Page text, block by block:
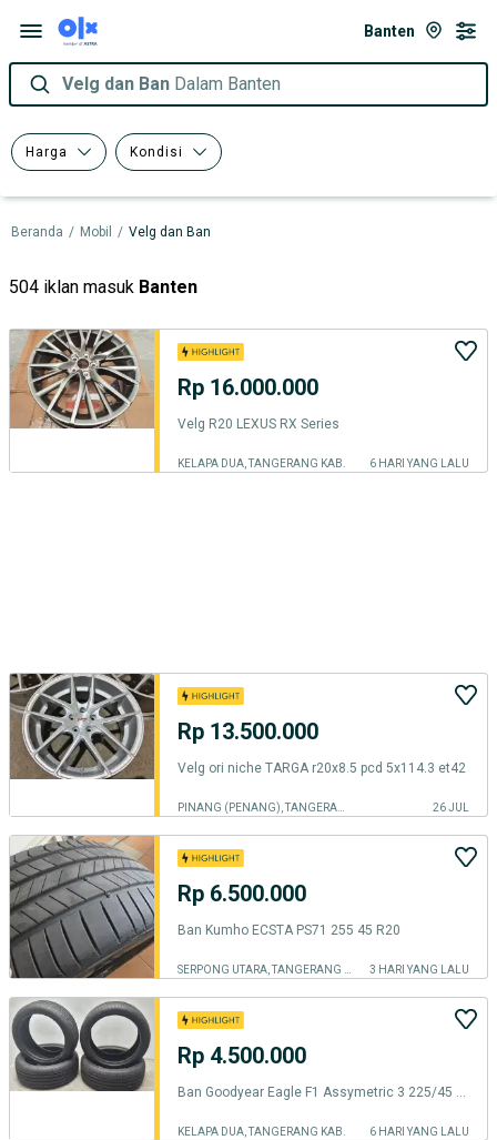
Banten
Velg dan Ban Dalam Banten
Harga Kondisi
Beranda / Mobil / Velg dan Ban
504 iklan masuk Banten
Rp 16.000.000
Velg R20 LEXUS RX Series
KELAPA DUA, TANGERANG KAB. 6 HARI YANG LALU
Rp 13.500.000
Velg ori niche TARGA r20x8.5 pcd 5x114.3 et42
26 JUL
Rp 6.500.000
Ban Kumho ECSTA PS71 255 45 R20
3 HARI YANG LALU
Rp 4.500.000
KELAPA DUA, TANGERANG KAB. 6 HARI YANG LALU